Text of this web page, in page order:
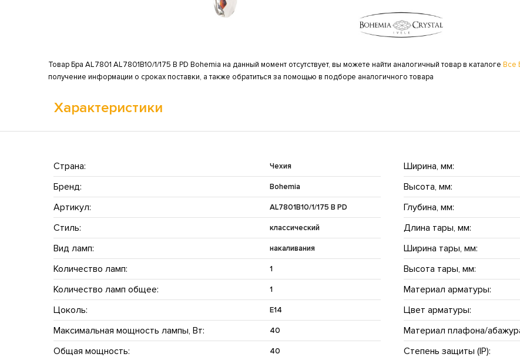
Товар Бра AL7801 AL7801B10/1/175 B PD Bohemia на данный момент отсутствует, вы можете найти аналогичный товар в каталоге Все
получение информации о сроках поставки, а также обратиться за помощью в подборе аналогичного товара
Характеристики
Страна: Чехия
Бренд: Bohemia
Артикул: AL7801B10/1/175 B PD
Стиль: классический
Вид ламп: накаливания
Количество ламп: 1
Количество ламп общее: 1
Цоколь: E14
Максимальная мощность лампы, Вт: 40
Общая мощность: 40
Ширина, мм:
Высота, мм:
Глубина, мм:
Длина тары, мм:
Ширина тары, мм:
Высота тары, мм:
Материал арматуры:
Цвет арматуры:
Материал плафона/
Степень защиты (IP):